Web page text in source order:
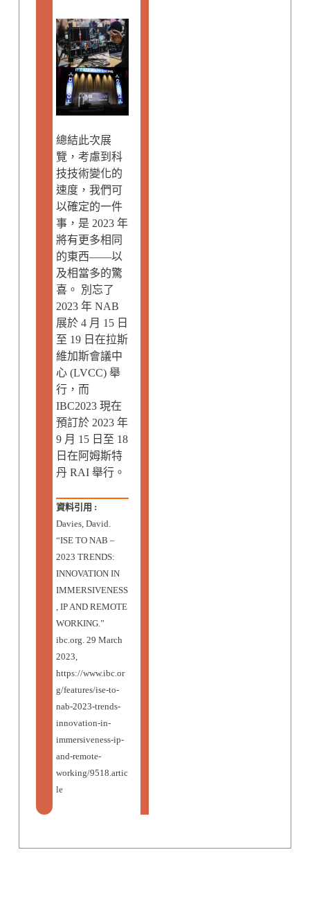
總結此次展
覽，考慮到科
技技術變化的
速度，我們可
以確定的一件
事，是 2023 年
將有更多相同
的東西——以
及相當多的驚
喜。 別忘了
2023 年 NAB
展於 4 月 15 日
至 19 日在拉斯
維加斯會議中
心 (LVCC) 舉
行，而
IBC2023 現在
預訂於 2023 年
9 月 15 日至 18
日在阿姆斯特
丹 RAI 舉行。
資料引用 :
Davies, David.
“ISE TO NAB –
2023 TRENDS:
INNOVATION IN
IMMERSIVENESS
, IP AND REMOTE
WORKING.”
ibc.org. 29 March
2023,
https://www.ibc.or
g/features/ise-to-
nab-2023-trends-
innovation-in-
immersiveness-ip-
and-remote-
working/9518.artic
le